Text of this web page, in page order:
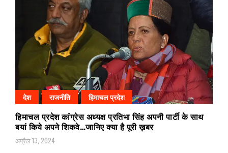
देश राजनीति हिमाचल प्रदेश
हिमाचल प्रदेश कांग्रेस अध्यक्ष प्रतिभा सिंह अपनी पार्टी के साथ
बयां किये अपने शिकवे…जानिए क्या है पूरी ख़बर
अप्रैल 13, 2024